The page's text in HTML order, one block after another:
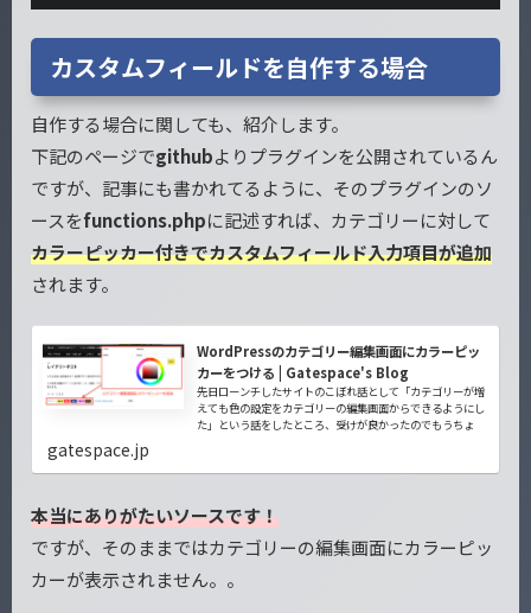
カスタムフィールドを自作する場合
自作する場合に関しても、紹介します。
下記のページでgithubよりプラグインを公開されているん
ですが、記事にも書かれてるように、そのプラグインのソ
ースをfunctions.phpに記述すれば、カテゴリーに対して
カラーピッカー付きでカスタムフィールド入力項目が追加
されます。
WordPressのカテゴリー編集画面にカラーピッ
カーをつける | Gatespace's Blog
先日ローンチしたサイトのこぼれ話として「カテゴリーが増
えても色の設定をカテゴリーの編集画面からできるようにし
た」という話をしたところ、受けが良かったのでもうちょ
gatespace.jp
本当にありがたいソースです！
ですが、そのままではカテゴリーの編集画面にカラーピッ
カーが表示されません。。